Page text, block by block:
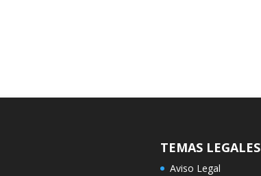
TEMAS LEGALES
Aviso Legal